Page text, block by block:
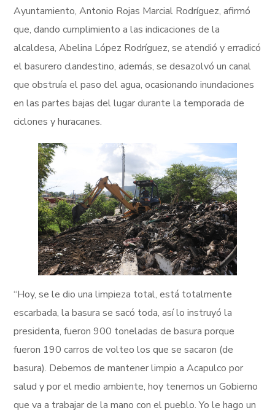
Ayuntamiento, Antonio Rojas Marcial Rodríguez, afirmó
que, dando cumplimiento a las indicaciones de la
alcaldesa, Abelina López Rodríguez, se atendió y erradicó
el basurero clandestino, además, se desazolvó un canal
que obstruía el paso del agua, ocasionando inundaciones
en las partes bajas del lugar durante la temporada de
ciclones y huracanes.
“Hoy, se le dio una limpieza total, está totalmente
escarbada, la basura se sacó toda, así lo instruyó la
presidenta, fueron 900 toneladas de basura porque
fueron 190 carros de volteo los que se sacaron (de
basura). Debemos de mantener limpio a Acapulco por
salud y por el medio ambiente, hoy tenemos un Gobierno
que va a trabajar de la mano con el pueblo. Yo le hago un